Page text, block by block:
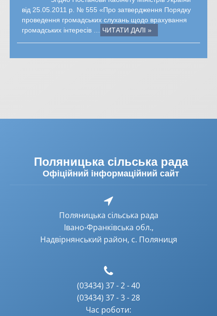
від 25.05.2011 р. № 555 «Про затвердження Порядку
проведення громадських слухань щодо врахування
громадських інтересів …
ЧИТАТИ ДАЛІ »
Поляницька сільська рада
Офіційний інформаційний сайт
Поляницька сільська рада
Івано-Франківська обл.,
Надвірнянський район, с. Поляниця
(03434) 37 - 2 - 40
(03434) 37 - 3 - 28
Час роботи: